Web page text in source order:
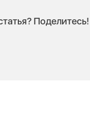
Поделитесь!